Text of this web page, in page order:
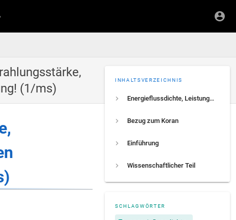
(1/ms)
INHALTSVERZEICHNIS
Energieflussdichte, Leistungsflächendichte, Bestrahlungsstärke, die Methode der sieben Wiederholungen, 7 Amperewindung! (1/ms)
Bezug zum Koran
Einführung
Wissenschaftlicher Teil
SCHLAGWÖRTER